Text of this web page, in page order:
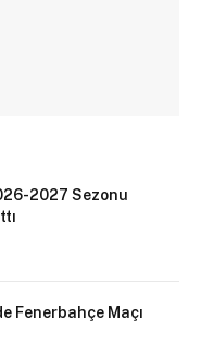
2027 Sezonu
Fenerbahçe Maçı